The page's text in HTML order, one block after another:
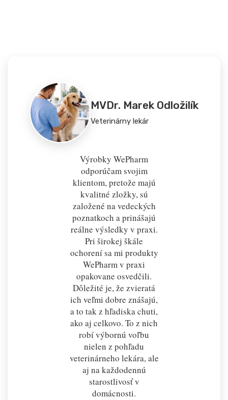
MVDr. Marek Odložilík
Veterinárny lekár
Výrobky WePharm
odporúčam svojim
klientom, pretože majú
kvalitné zložky, sú
založené na vedeckých
poznatkoch a prinášajú
reálne výsledky v praxi.
Pri širokej škále
ochorení sa mi produkty
WePharm v praxi
opakovane osvedčili.
Dôležité je, že zvieratá
ich veľmi dobre znášajú,
a to tak z hľadiska chuti,
ako aj celkovo. To z nich
robí výbornú voľbu
nielen z pohľadu
veterinárneho lekára, ale
aj na každodennú
starostlivosť v
domácnosti.